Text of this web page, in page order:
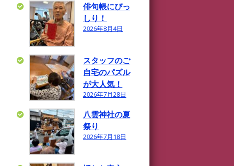
俳句帳にびっ
しり！
2026年8月4日
スタッフのご
自宅のパズル
が大人気！
2026年7月28日
八雲神社の夏
祭り
2026年7月18日